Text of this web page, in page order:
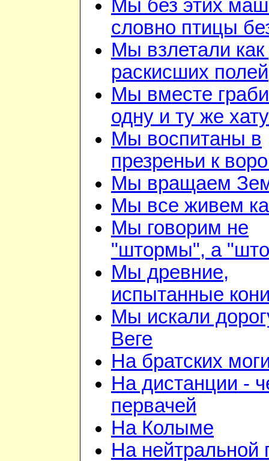
Мы без этих
словно птицы
Мы взлетали как
раскисших полей
Мы вместе
одну и ту же хату
Мы воспитаны в
презреньи к
Мы вращаем
Мы все живем
Мы говорим не
"штормы", а
Мы древние,
испытанные
Мы искали
Веге
На братских
На дистанции -
первачей
На Колыме
На нейтральной